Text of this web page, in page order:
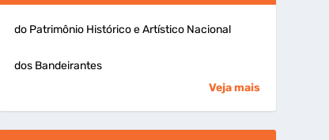
do Patrimônio Histórico e Artístico Nacional
dos Bandeirantes
Veja mais